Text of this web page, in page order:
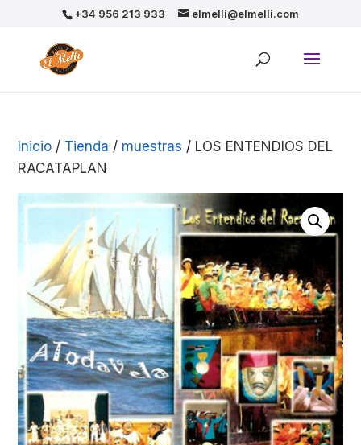
+34 956 213 933 elmelli@elmelli.com
Inicio / Tienda / muestras / LOS ENTENDIOS DEL
RACATAPLAN